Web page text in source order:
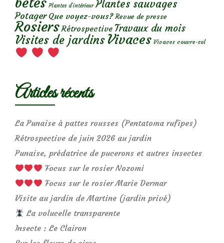
Plantes d’intérieur Plantes sauvages
Potager Que voyez-vous? Revue de presse
Rosiers Rétrospective Travaux du mois
Visites de jardins Vivaces Vivaces couvre-sol
Articles récents
La Punaise à pattes rousses (Pentatoma rufipes)
Rétrospective de juin 2026 au jardin
Punaise, prédatrice de pucerons et autres insectes
Focus sur le rosier Nozomi
Focus sur le rosier Marie Dermar
Visite au jardin de Martine (jardin privé)
La volucelle transparente
Insecte : Le Clairon